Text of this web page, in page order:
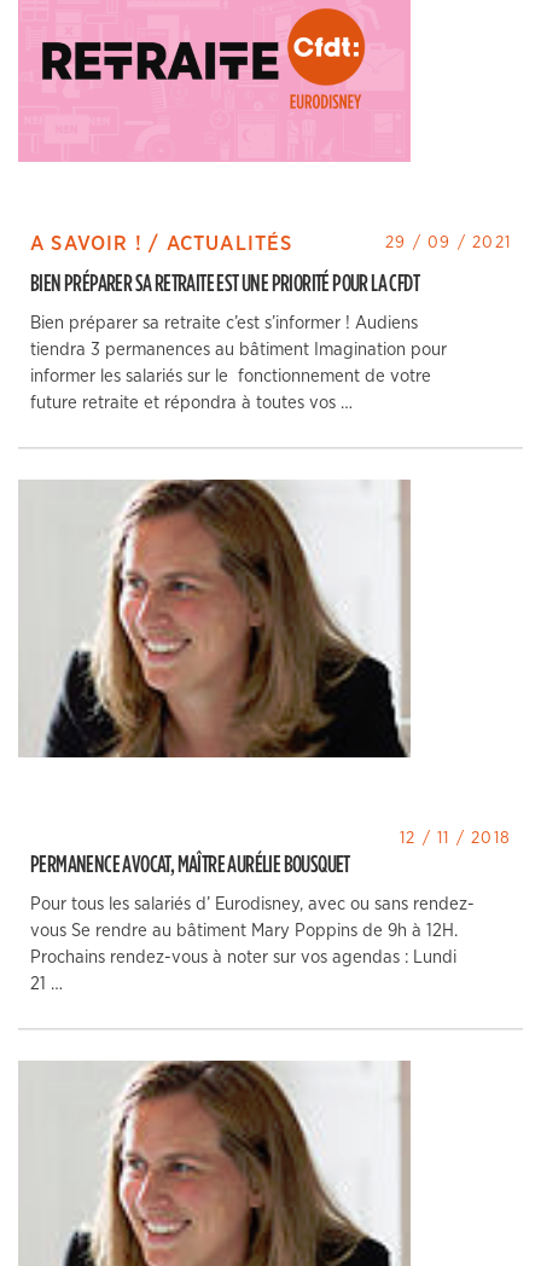
A SAVOIR ! / ACTUALITÉS 29 / 09 / 2021
BIEN PRÉPARER SA RETRAITE EST UNE PRIORITÉ POUR LA CFDT
Bien préparer sa retraite c’est s’informer ! Audiens
tiendra 3 permanences au bâtiment Imagination pour
informer les salariés sur le fonctionnement de votre
future retraite et répondra à toutes vos …
12 / 11 / 2018
PERMANENCE AVOCAT, MAÎTRE AURÉLIE BOUSQUET
Pour tous les salariés d’ Eurodisney, avec ou sans rendez-
vous Se rendre au bâtiment Mary Poppins de 9h à 12H.
Prochains rendez-vous à noter sur vos agendas : Lundi
21 …